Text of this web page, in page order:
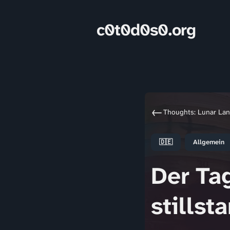
c0t0d0s0.org
←Thoughts: Lunar
🇩🇪 Allgemein
Der